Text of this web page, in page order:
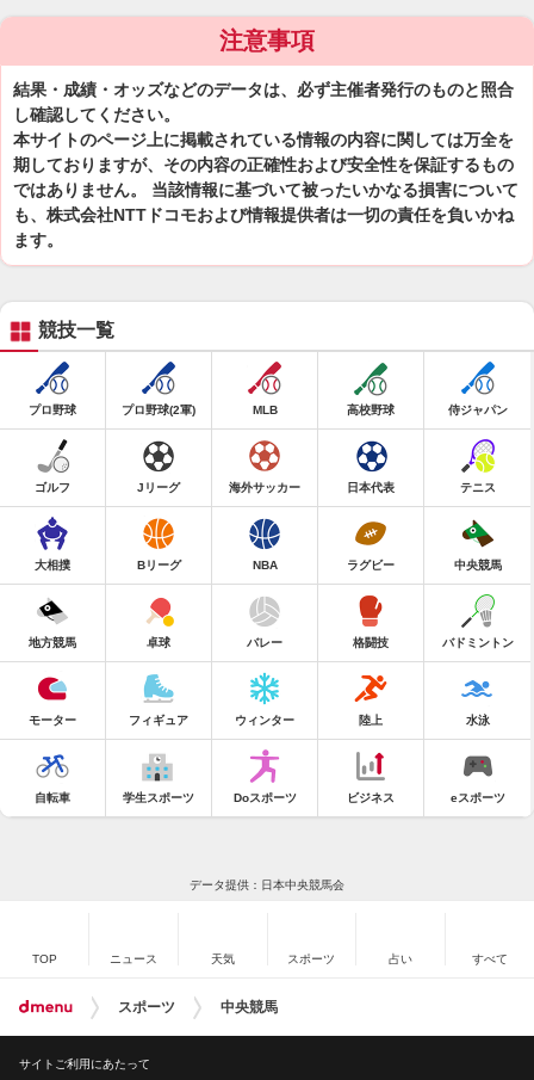
注意事項
結果・成績・オッズなどのデータは、必ず主催者発行のものと照合
し確認してください。
本サイトのページ上に掲載されている情報の内容に関しては万全を
期しておりますが、その内容の正確性および安全性を保証するもの
ではありません。 当該情報に基づいて被ったいかなる損害について
も、株式会社NTTドコモおよび情報提供者は一切の責任を負いかね
ます。
競技一覧
プロ野球 プロ野球(2軍) MLB 高校野球 侍ジャパン
ゴルフ Jリーグ 海外サッカー 日本代表 テニス
大相撲 Bリーグ NBA ラグビー 中央競馬
地方競馬 卓球 バレー 格闘技 バドミントン
モーター フィギュア ウィンター 陸上 水泳
自転車 学生スポーツ Doスポーツ ビジネス eスポーツ
データ提供：日本中央競馬会
TOP ニュース 天気 スポーツ 占い すべて
スポーツ 中央競馬
サイトご利用にあたって